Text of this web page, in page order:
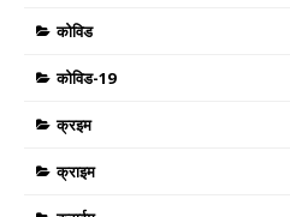
कोविड
कोविड-19
क्रइम
क्राइम